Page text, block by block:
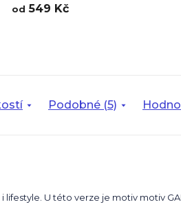
od 549 Kč
Podobné (5)
i lifestyle. U této verze je motiv motiv